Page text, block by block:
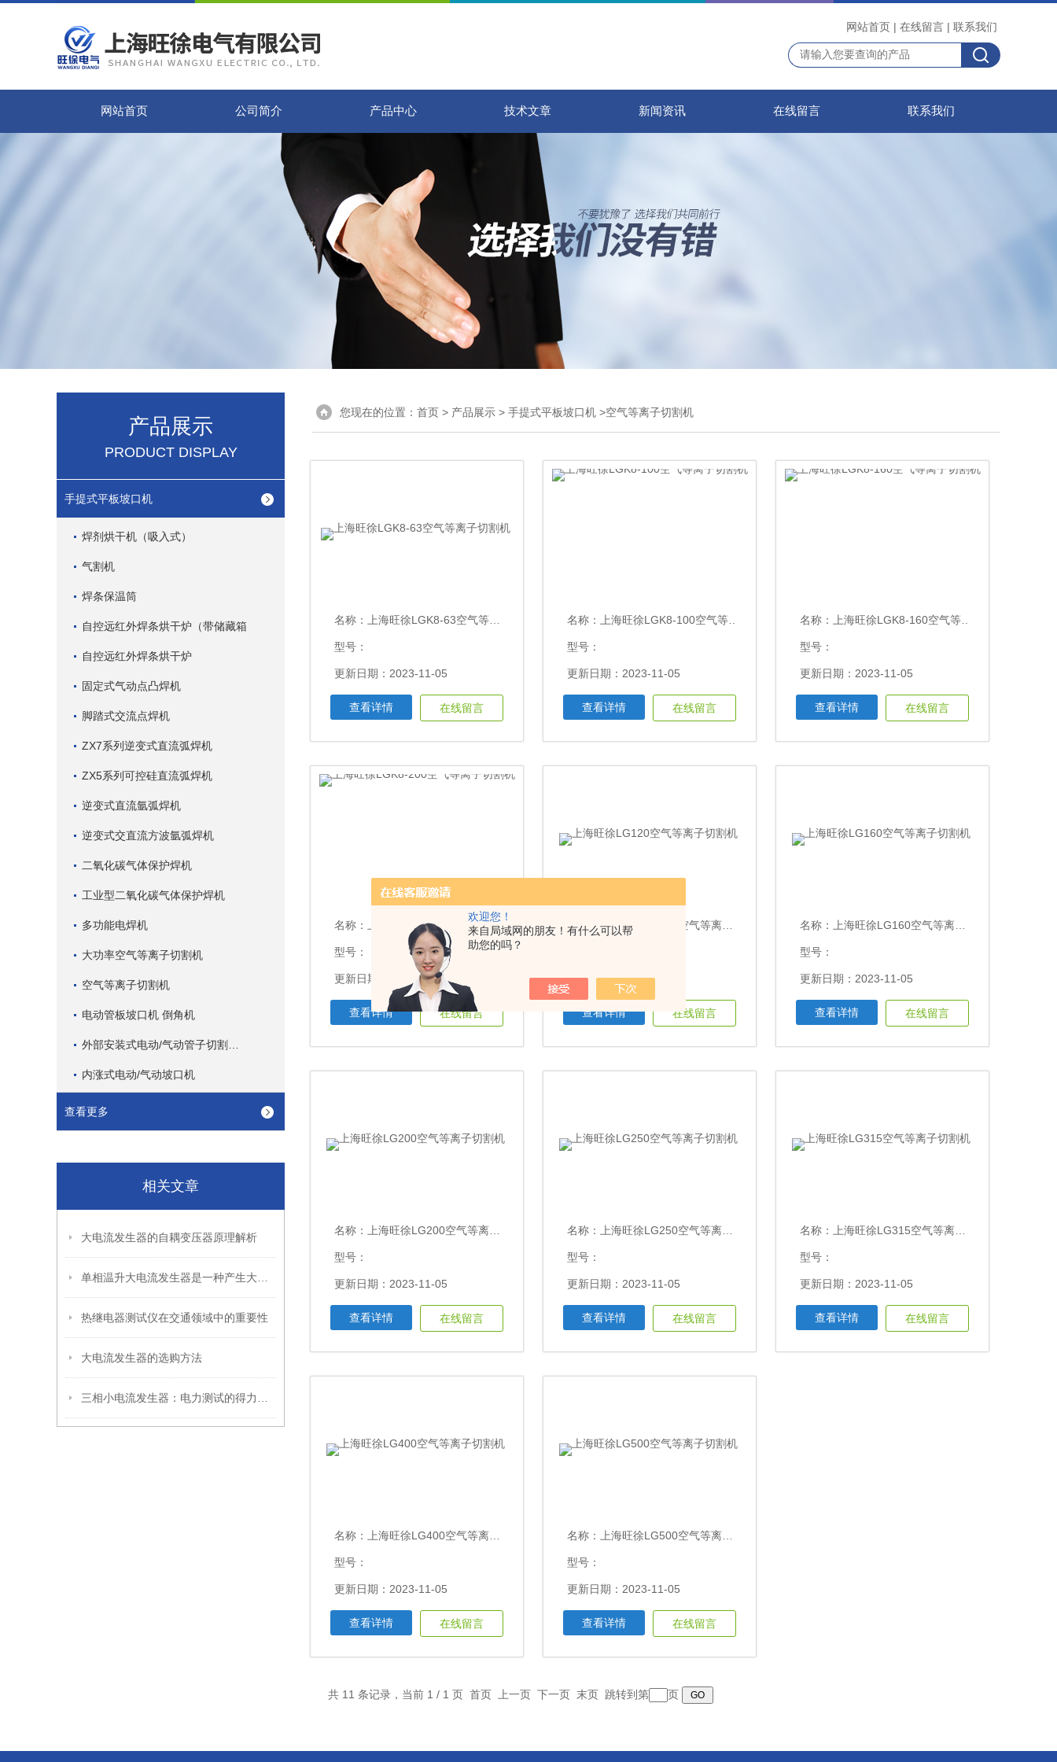
欢迎您！
来自局域网的朋友！有什么可以帮
助您的吗？
网站首页 | 在线留言 | 联系我们
网站首页 公司简介 产品中心 技术文章 新闻资讯 在线留言 联系我们
产品展示
PRODUCT DISPLAY
手提式平板坡口机
焊剂烘干机（吸入式）
气割机
焊条保温筒
自控远红外焊条烘干炉（带储藏箱
自控远红外焊条烘干炉
固定式气动点凸焊机
脚踏式交流点焊机
ZX7系列逆变式直流弧焊机
ZX5系列可控硅直流弧焊机
逆变式直流氩弧焊机
逆变式交直流方波氩弧焊机
二氧化碳气体保护焊机
工业型二氧化碳气体保护焊机
多功能电焊机
大功率空气等离子切割机
空气等离子切割机
电动管板坡口机 倒角机
内涨式电动/气动坡口机
查看更多
相关文章
大电流发生器的自耦变压器原理解析
热继电器测试仪在交通领域中的重要性
大电流发生器的选购方法
您现在的位置： 首页 > 产品展示 > 手提式平板坡口机 >空气等离子切割机
名称： 上海旺徐LGK8-63空气等离子切割机
型号：
更新日期：2023-11-05
查看详情 在线留言
名称： 上海旺徐LGK8-100空气等离子切割机
型号：
更新日期：2023-11-05
查看详情 在线留言
名称： 上海旺徐LGK8-160空气等离子切割机
型号：
更新日期：2023-11-05
查看详情 在线留言
名称： 上海旺徐LGK8-200空气等离子切割机
型号：
更新日期：2023-11-05
查看详情 在线留言
名称： 上海旺徐LG120空气等离子切割机
更新日期：2023-11-05
查看详情 在线留言
名称： 上海旺徐LG160空气等离子切割机
型号：
更新日期：2023-11-05
查看详情 在线留言
名称： 上海旺徐LG200空气等离子切割机
型号：
更新日期：2023-11-05
查看详情 在线留言
名称： 上海旺徐LG250空气等离子切割机
型号：
更新日期：2023-11-05
查看详情 在线留言
名称： 上海旺徐LG315空气等离子切割机
型号：
更新日期：2023-11-05
查看详情 在线留言
名称： 上海旺徐LG400空气等离子切割机
型号：
更新日期：2023-11-05
查看详情 在线留言
名称： 上海旺徐LG500空气等离子切割机
型号：
更新日期：2023-11-05
查看详情 在线留言
共 11 条记录，当前 1 / 1 页 首页 上一页 下一页 末页 跳转到第 页